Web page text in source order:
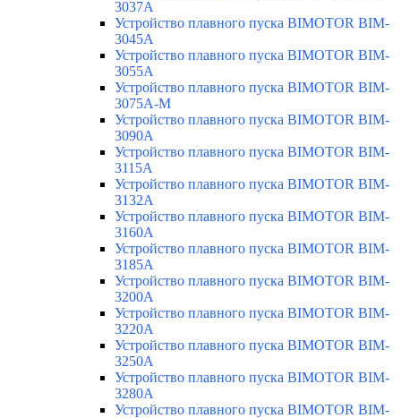
3037A
Устройство плавного пуска BIMOTOR BIM-
3045A
Устройство плавного пуска BIMOTOR BIM-
3055A
Устройство плавного пуска BIMOTOR BIM-
3075A-M
Устройство плавного пуска BIMOTOR BIM-
3090A
Устройство плавного пуска BIMOTOR BIM-
3115A
Устройство плавного пуска BIMOTOR BIM-
3132A
Устройство плавного пуска BIMOTOR BIM-
3160A
Устройство плавного пуска BIMOTOR BIM-
3185A
Устройство плавного пуска BIMOTOR BIM-
3200A
Устройство плавного пуска BIMOTOR BIM-
3220A
Устройство плавного пуска BIMOTOR BIM-
3250A
Устройство плавного пуска BIMOTOR BIM-
3280A
Устройство плавного пуска BIMOTOR BIM-